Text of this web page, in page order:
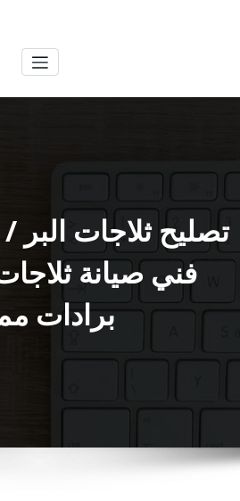
فني صيانة
برادات